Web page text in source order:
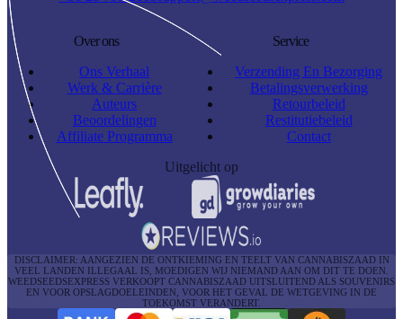
Over ons
Ons Verhaal
Werk & Carrière
Auteurs
Beoordelingen
Affiliate Programma
Service
Verzending En Bezorging
Betalingsverwerking
Retourbeleid
Restitutiebeleid
Contact
Uitgelicht op
DISCLAIMER: AANGEZIEN DE ONTKIEMING EN TEELT VAN CANNABISZAAD IN
VEEL LANDEN ILLEGAAL IS, MOEDIGEN WIJ NIEMAND AAN OM DIT TE DOEN.
WEEDSEEDSEXPRESS VERKOOPT CANNABISZAAD UITSLUITEND ALS SOUVENIRS
EN VOOR OPSLAGDOELEINDEN, VOOR HET GEVAL DE WETGEVING IN DE
TOEKOMST VERANDERT.